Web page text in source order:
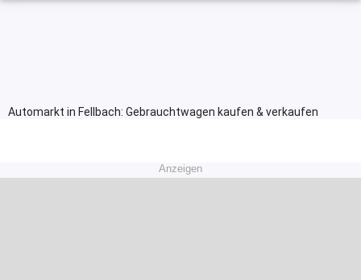
Automarkt in Fellbach: Gebrauchtwagen kaufen & verkaufen
Anzeigen